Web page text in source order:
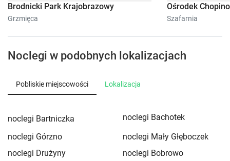
Brodnicki Park Krajobrazowy
Grzmięca
Ośrodek
Szafarnia
Noclegi w podobnych lokalizacjach
Pobliskie miejscowości Lokalizacja
noclegi Bartniczka
noclegi Bachotek
noclegi Górzno
noclegi Mały Głęboczek
noclegi Drużyny
noclegi Bobrowo